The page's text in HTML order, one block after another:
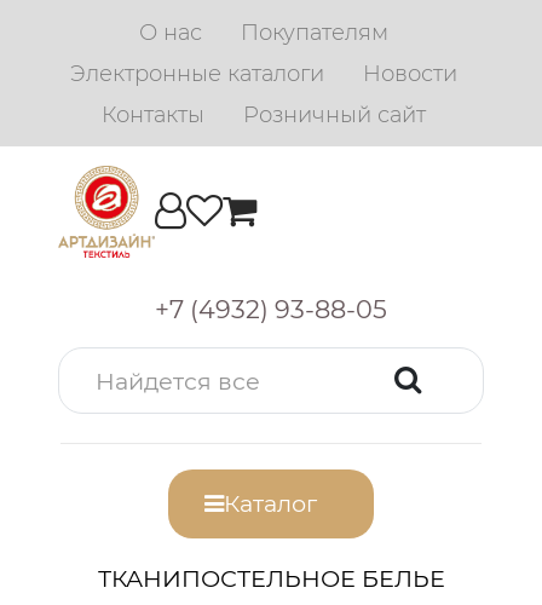
О нас
Покупателям
Электронные каталоги
Новости
Контакты
Розничный сайт
+7 (4932) 93-88-05
Каталог
ТКАНИПОСТЕЛЬНОЕ БЕЛЬЕ